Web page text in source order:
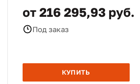
от 216 295,93 руб.
Под заказ
КУПИТЬ